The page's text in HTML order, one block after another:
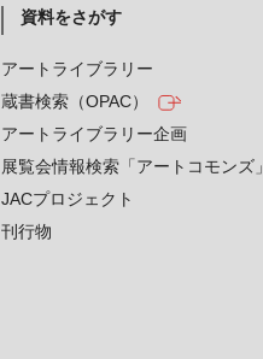
資料をさがす
アートライブラリー
蔵書検索（OPAC）
アートライブラリー企画
展覧会情報検索「アートコモンズ」
JACプロジェクト
刊行物